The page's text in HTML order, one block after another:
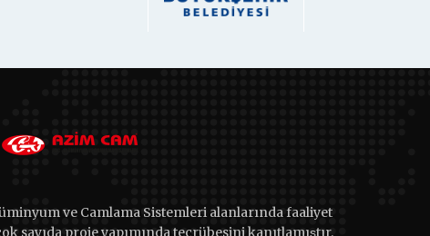
ve Camlama Sistemleri alanlarında faaliyet
sayıda proje yapımında tecrübesini kanıtlamıştır.